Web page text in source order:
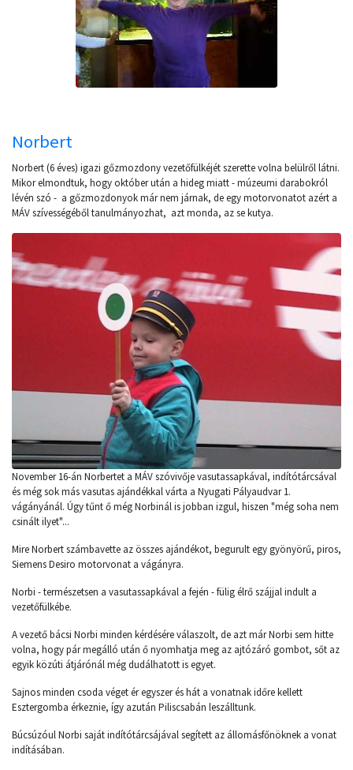
Norbert
Norbert (6 éves) igazi gőzmozdony vezetőfülkéjét szerette volna belülről látni.
Mikor elmondtuk, hogy október után a hideg miatt - múzeumi darabokról
lévén szó - a gőzmozdonyok már nem járnak, de egy motorvonatot azért a
MÁV szívességéből tanulmányozhat, azt monda, az se kutya.
November 16-án Norbertet a MÁV szóvivője vasutassapkával, indítótárcsával
és még sok más vasutas ajándékkal várta a Nyugati Pályaudvar 1.
vágányánál. Úgy tűnt ő még Norbinál is jobban izgul, hiszen "még soha nem
csinált ilyet"...
Mire Norbert számbavette az összes ajándékot, begurult egy gyönyörű, piros,
Siemens Desiro motorvonat a vágányra.
Norbi - természetsen a vasutassapkával a fején - fülig élrő szájjal indult a
vezetőfülkébe.
A vezető bácsi Norbi minden kérdésére válaszolt, de azt már Norbi sem hitte
volna, hogy pár megálló után ő nyomhatja meg az ajtózáró gombot, sőt az
egyik közúti átjárónál még dudálhatott is egyet.
Sajnos minden csoda véget ér egyszer és hát a vonatnak időre kellett
Esztergomba érkeznie, így azután Piliscsabán leszálltunk.
Búcsúzóul Norbi saját indítótárcsájával segített az állomásfőnöknek a vonat
indításában.